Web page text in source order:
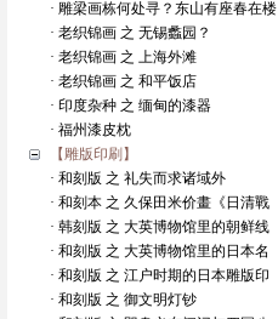
· 雕梁画栋何处寻？东山有座春在楼
· 老织锦画 之 无锡蠡园？
· 老织锦画 之 上海外滩
· 老织锦画 之 和平饭店
· 印度杂种 之 缅甸的漆器
· 福州漆皮枕
【雕版印刷】
· 和刻版 之 礼失而求诸域外
· 和刻本 之 久保田米价畫《日清戰
· 韩刻版 之 大英博物馆里的朝鲜线
· 和刻版 之 大英博物馆里的日本名
· 和刻版 之 江户时期的日本雕版印
· 和刻版 之 御文明灯钞